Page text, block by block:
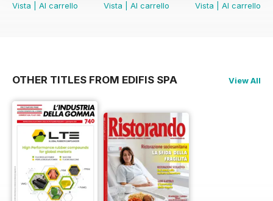
Vista
Al carrello
Vista
Al carrello
Vista
Al carrello
OTHER TITLES FROM EDIFIS SPA View All